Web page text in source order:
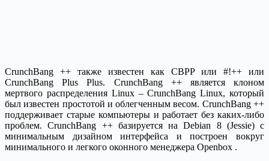
CrunchBang ++ также известен как CBPP или #!++ или
CrunchBang Plus Plus. CrunchBang ++ является клоном
мертвого распределения Linux – CrunchBang Linux, который
был известен простотой и облегченным весом. CrunchBang ++
поддерживает старые компьютеры и работает без каких-либо
проблем. CrunchBang ++ базируется на Debian 8 (Jessie) с
минимальным дизайном интерфейса и построен вокруг
минимального и легкого оконного менеджера Openbox .